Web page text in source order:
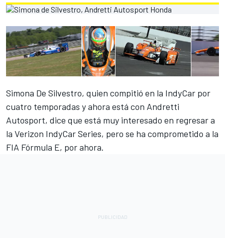
Simona De Silvestro, quien compitió en la IndyCar por
cuatro temporadas y ahora está con Andretti
Autosport, dice que está muy interesado en regresar a
la Verizon IndyCar Series, pero se ha comprometido a la
FIA Fórmula E, por ahora.